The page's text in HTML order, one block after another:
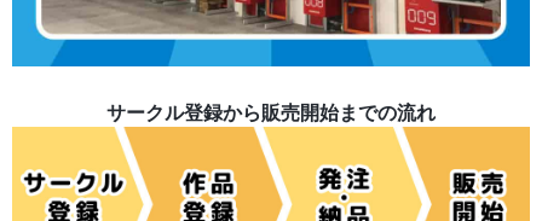
サークル登録から販売開始までの流れ